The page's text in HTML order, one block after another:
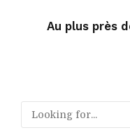
Au plus près